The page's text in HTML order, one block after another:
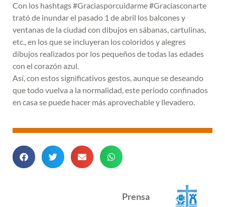
Con los hashtags #Graciasporcuidarme #Graciasconarte
trató de inundar el pasado 1 de abril los balcones y
ventanas de la ciudad con dibujos en sábanas, cartulinas,
etc., en los que se incluyeran los coloridos y alegres
dibujos realizados por los pequeños de todas las edades
con el corazón azul.
Así, con estos significativos gestos, aunque se deseando
que todo vuelva a la normalidad, este periodo confinados
en casa se puede hacer más aprovechable y llevadero.
Prensa